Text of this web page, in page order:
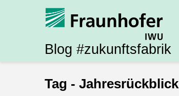
Blog #zukunftsfabrik
Tag - Jahresrückblick